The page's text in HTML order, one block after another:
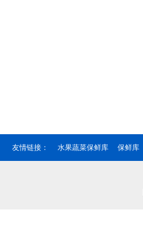
友情链接： 水果蔬菜保鲜库 保鲜库